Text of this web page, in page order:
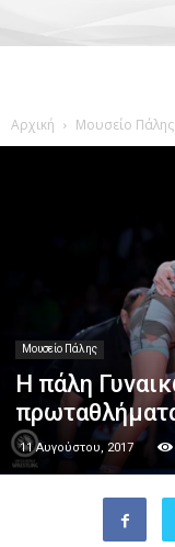
Αρχική Μουσείο Πάλης
Μουσείο Πάλης
H πάλη
11 Αυγούστου, 2017